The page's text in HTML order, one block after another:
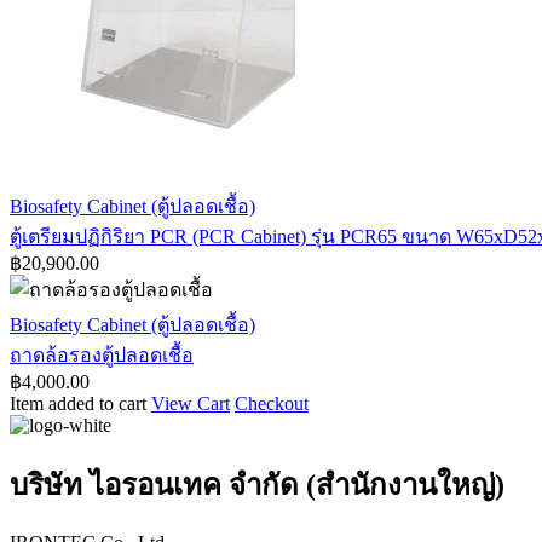
W130xD75xH145
W90xD60xH98
ตู้
เตรียม
ปฏิกิริยา
PCR
Cabinet)
รุ่น
PCR65
ขนาด
W65xD52xH68
Biosafety Cabinet (ตู้ปลอดเชื้อ)
ตู้เตรียมปฏิกิริยา PCR (PCR Cabinet) รุ่น PCR65 ขนาด
฿20,900.00
ถาด
ล้อ
รอง
ตู้
เชื้อ
Biosafety Cabinet (ตู้ปลอดเชื้อ)
ถาดล้อรองตู้ปลอดเชื้อ
฿4,000.00
Item added to cart View Cart Checkout
บริษัท ไอรอนเทค จำกัด (สำนักงานใหญ่)